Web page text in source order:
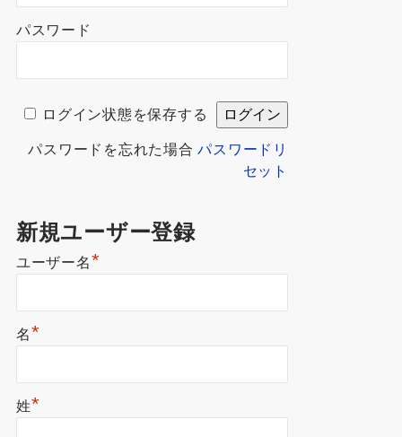
パスワード
ログイン状態を保存する
パスワードを忘れた場合パスワードリ
セット
新規ユーザー登録
ユーザー名*
名*
姓*